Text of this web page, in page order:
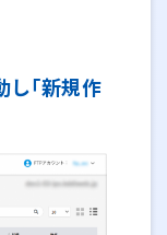
「新規作